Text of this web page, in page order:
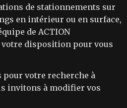
de stationnements sur
en intérieur ou en surface,
de ACTION
votre disposition pour vous
pour votre recherche à
invitons à modifier vos